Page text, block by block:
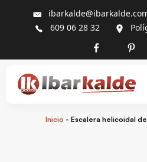
609 06 28 32
Inicio - Escalera helicoidal